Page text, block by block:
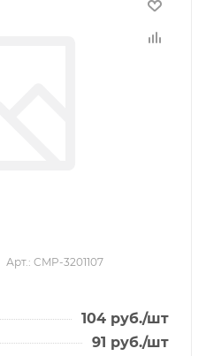
Арт.: CMP-3201107
104 руб./шт
91 руб./шт